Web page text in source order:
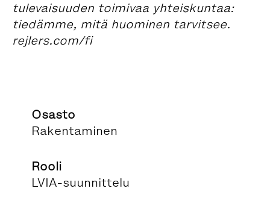
tulevaisuuden toimivaa yhteiskuntaa:
tiedämme, mitä huominen tarvitsee.
rejlers.com/fi
Osasto
Rakentaminen
Rooli
LVIA-suunnittelu